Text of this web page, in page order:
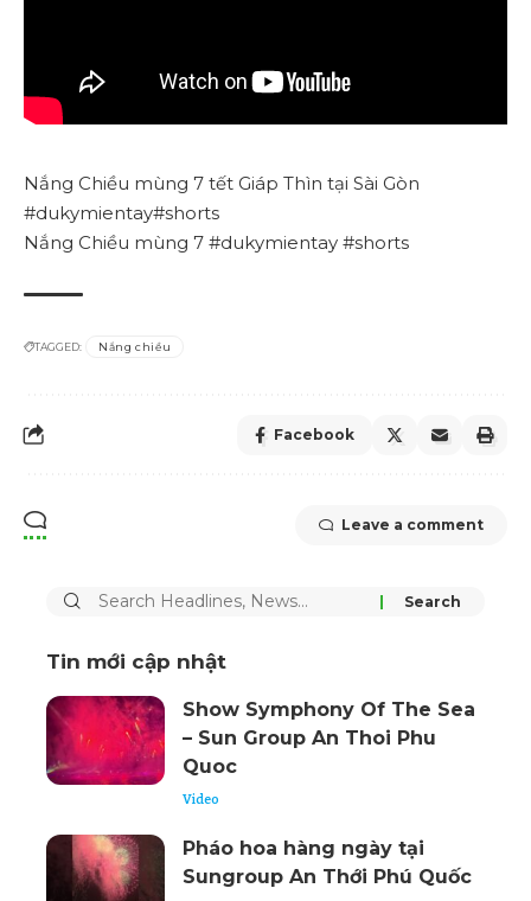
Nắng Chiều mùng 7 tết Giáp Thìn tại Sài Gòn
#dukymientay#shorts
Nắng Chiều mùng 7 #dukymientay #shorts
TAGGED: Nắng chiều
Facebook
Leave a comment
Tin mới cập nhật
Show Symphony Of The Sea
– Sun Group An Thoi Phu
Quoc
Video
Pháo hoa hàng ngày tại
Sungroup An Thới Phú Quốc